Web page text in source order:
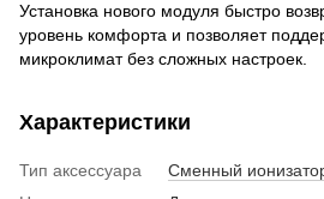
Установка нового модуля быстро
уровень комфорта и позволяет
микроклимат без сложных настроек.
Характеристики
Тип аксессуара
Сменный